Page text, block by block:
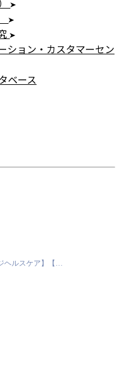
ション・カスタマーセン
ベース
ヘルスケア】【…